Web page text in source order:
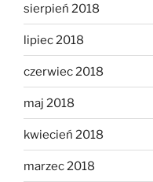
sierpień 2018
lipiec 2018
czerwiec 2018
maj 2018
kwiecień 2018
marzec 2018